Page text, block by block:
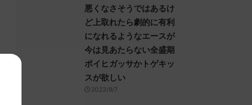
悪くなさそうではあるけ
ど上取れたら劇的に有利
になれるようなエースが
今は見あたらない全盛期
ポイヒガッサかトゲキッ
スが欲しい
2023/9/7